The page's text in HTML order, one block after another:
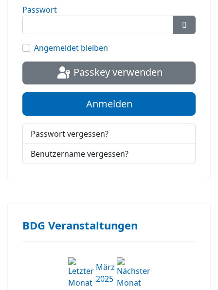
Passwort
Angemeldet bleiben
Passkey verwenden
Anmelden
Passwort vergessen?
Benutzername vergessen?
BDG Veranstaltungen
März
2025